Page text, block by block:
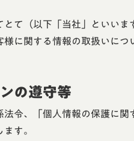
て（以下「当社」といい
に関する情報の取扱いに
の遵守等
令、「個人情報の保護に
す。